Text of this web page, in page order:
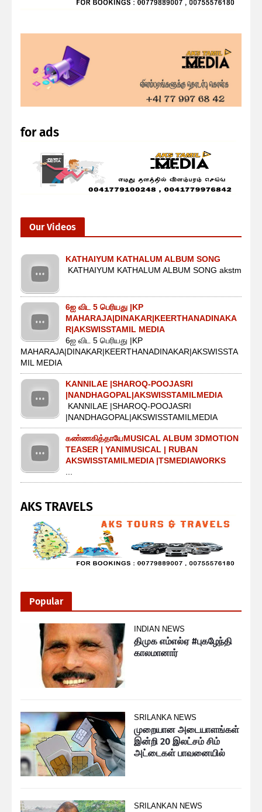
for ads
Our Videos
KATHAIYUM KATHALUM ALBUM SONG
KATHAIYUM KATHALUM ALBUM SONG akstm
6ஐ விட 5 பெரியது |KP
MAHARAJA|DINAKAR|KEERTHANADINAKA
R|AKSWISSTAMIL MEDIA
6ஐ விட 5 பெரியது |KP
MAHARAJA|DINAKAR|KEERTHANADINAKAR|AKSWISSTA
MIL MEDIA
KANNILAE |SHAROQ-POOJASRI
|NANDHAGOPAL|AKSWISSTAMILMEDIA
KANNILAE |SHAROQ-POOJASRI
|NANDHAGOPAL|AKSWISSTAMILMEDIA
கண்ணகித்தாயேMUSICAL ALBUM 3DMOTION
TEASER | YANIMUSICAL | RUBAN
AKSWISSTAMILMEDIA |TSMEDIAWORKS
...
AKS TRAVELS
Popular
INDIAN NEWS
திமுக எம்எல்ஏ #புகழேந்தி
காலமானார்
SRILANKA NEWS
முறையான அடையாளங்கள்
இன்றி 20 இலட்சம் சிம்
அட்டைகள் பாவனையில்
SRILANKAN NEWS